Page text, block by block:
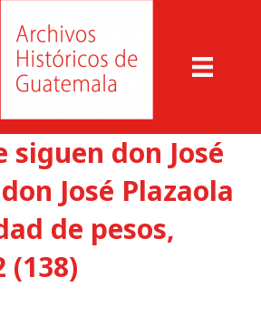
siguen don José
José Plazaola
de pesos,
(138)